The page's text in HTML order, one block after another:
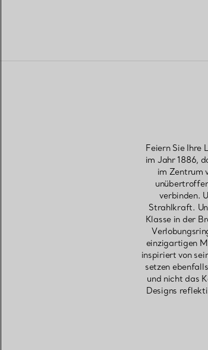
Feiern Sie Ihre
im Jahr 1886,
im Zentrum
verbinden.
Strahlkraft.
Klasse in der
einzigartigen
inspiriert von
setzen
und nicht das
Designs